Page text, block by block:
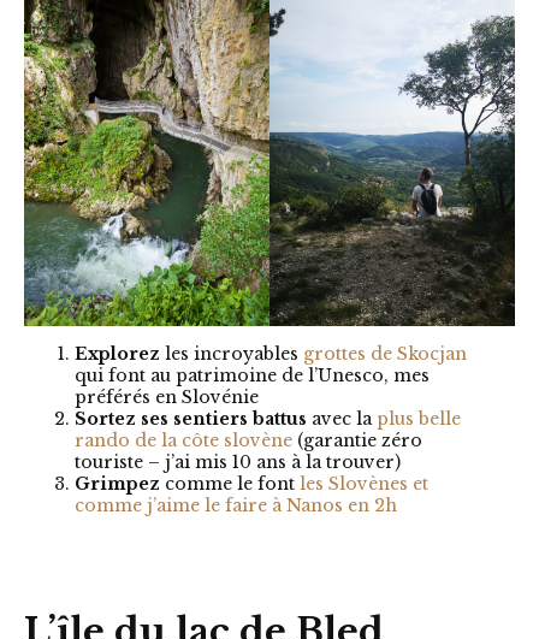
Explorez les incroyables grottes de Skocjan
qui font au patrimoine de l’Unesco, mes
préférés en Slovénie
Sortez ses sentiers battus avec laplus belle
rando de la côte slovène (garantie zéro
touriste – j’ai mis 10 ans à la trouver)
Grimpez comme le font les Slovènes et
comme j’aime le faire à Nanos en 2h